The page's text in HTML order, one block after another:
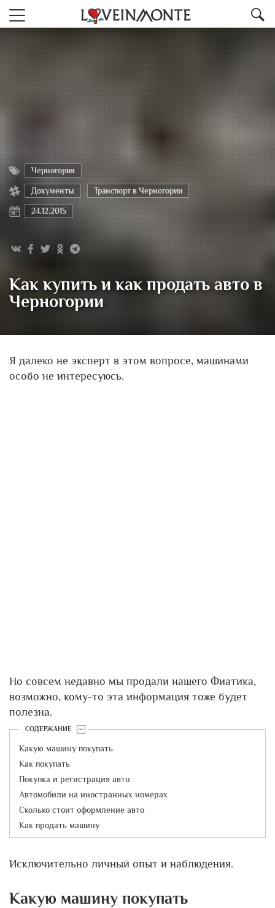
Черногория
Документы Транспорт в Черногории
24.12.2015
Как купить и как продать авто в
Черногории
Я далеко не эксперт в этом вопросе, машинами
особо не интересуюсь.
Но совсем недавно мы продали нашего Фиатика,
возможно, кому-то эта информация тоже будет
полезна.
СОДЕРЖАНИЕ
Какую машину покупать
Как покупать
Покупка и регистрация авто
Автомобили на иностранных номерах
Сколько стоит оформление авто
Как продать машину
Исключительно личный опыт и наблюдения.
Какую машину покупать